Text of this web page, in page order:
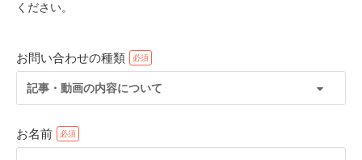
ください。
お問い合わせの種類
記事・動画の内容について
お名前